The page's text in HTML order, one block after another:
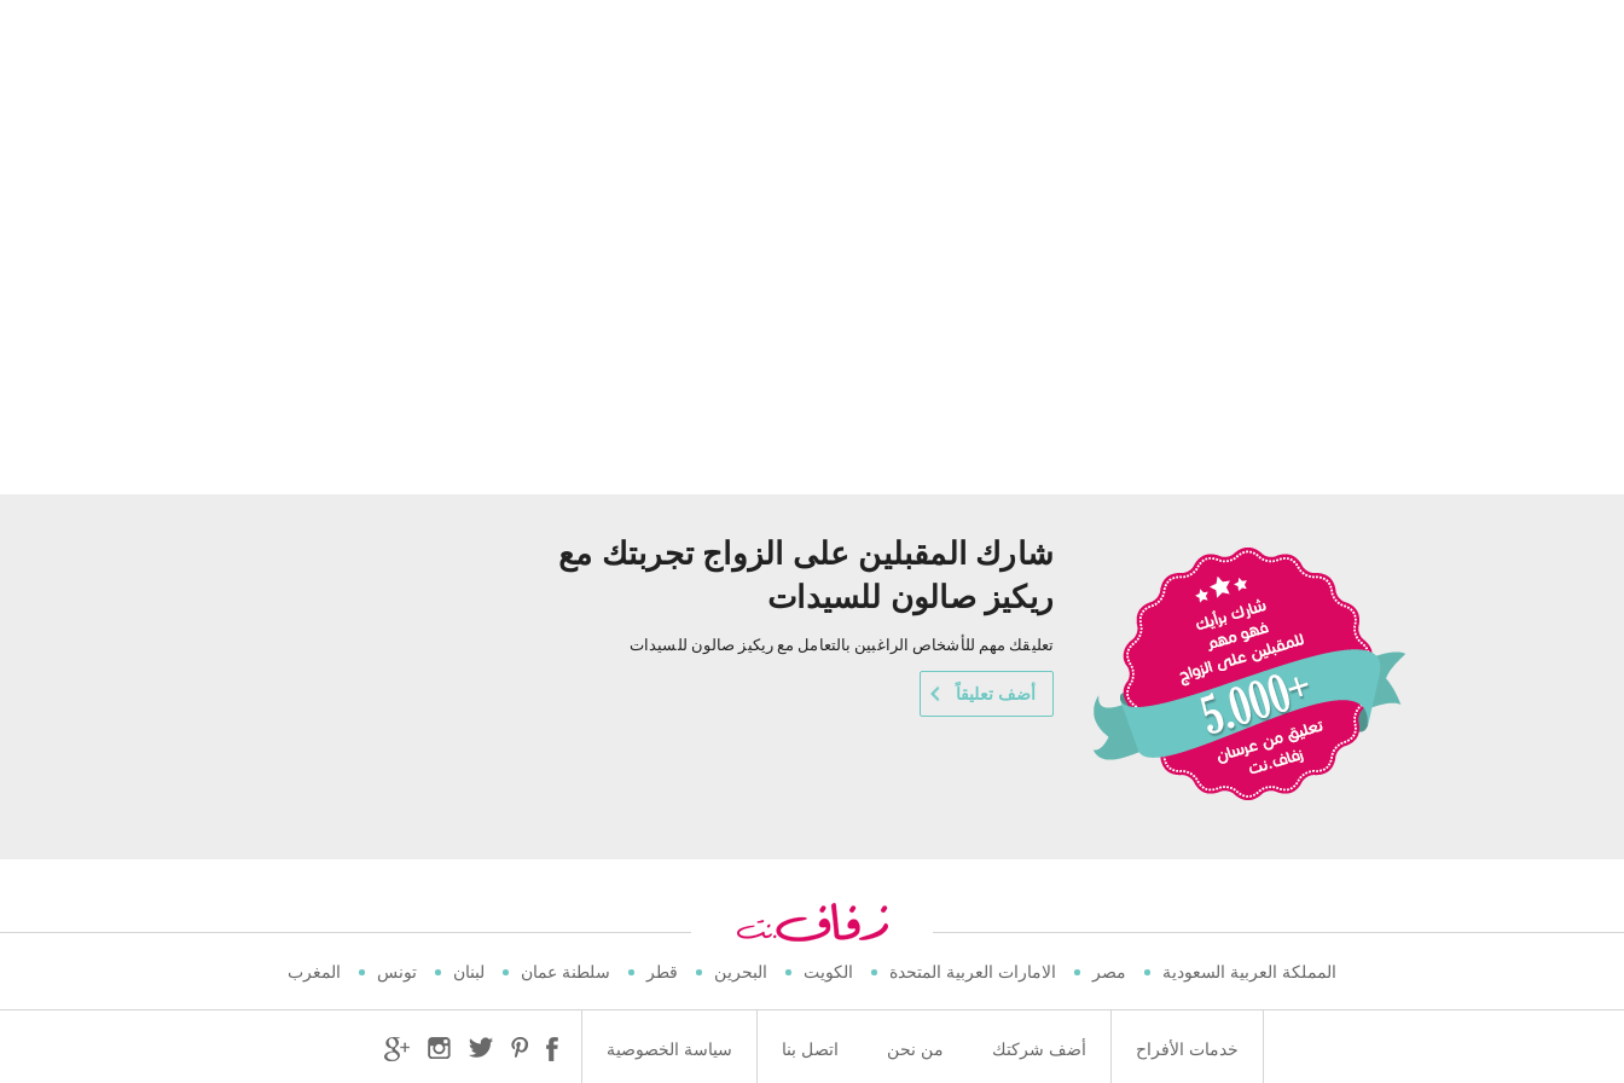
شارك المقبلين على الزواج تجربتك مع
ريكيز صالون للسيدات
تعليقك مهم للأشخاص الراغبين بالتعامل مع ريكيز صالون للسيدات
أضف تعليقاً
المملكة العربية السعودية مصر الامارات العربية المتحدة الكويت البحرين قطر سلطنة عمان لبنان تونس المغرب
خدمات الأفراح أضف شركتك من نحن اتصل بنا سياسة الخصوصية